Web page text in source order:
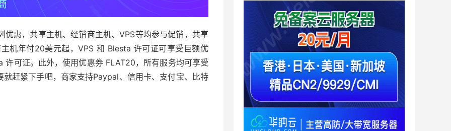
惠，共享主机、经销商主机、VPS等均参与促销，共享
机年付20美元起，VPS 和 Blesta 许可证可享受巨额优
可证。此外，使用优惠券 FLAT20，所有服务均可享受
赶紧下手吧，商家支持Paypal、信用卡、支付宝、比特